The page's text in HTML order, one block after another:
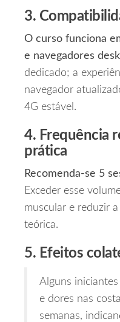
3.
O curso funciona
e navegadores
dedicado; a
navegador
4G estável.
4. Frequência
prática
Recomenda‑se 5
Exceder esse
muscular e reduzir
teórica.
5. Efeitos
Alguns iniciantes
e dores nas
semanas,